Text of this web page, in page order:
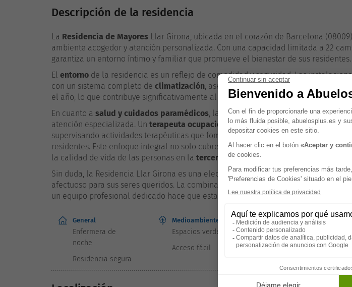
Descripción de la residencia
La Residencia de Mayores Llar Girona, ubicada en el corazón de Barcelona
ambiente acogedor y atención personalizada. Con una capacidad limitada a 22
garantiza un entorno íntimo y familiar que promueve el bienestar de sus residentes.
El entorno de la residencia es un reflejo de comodidad y seguridad. Las
con un sistema completo de climatización , asegurando un ambiente agradable y
el año, lo que contribuye significativamente al confort de los residentes.
En cuanto a salud y cuidados paramédicos , la Residencia Llar Girona pone
atención especializada. Un terapeuta ocupacional forma parte del equipo de
supervisando actividades terapéuticas que fomentan la autonomía y el bienestar
residentes. Este enfoque integral no solo cubre las necesidades básicas, sino que
la calidad de vida de las personas en la tercera edad.
Sin duda, la Residencia Llar Girona es una elección ideal para familias que buscan
afectuoso para sus seres queridos. La combinación de atención personalizada,
un equipo profesional dedicado hace que esta residencia sea un verdadero hogar
General
Enfermera de
noche
Residencia segura
Medioambiente
Espacios verdes
Acceso fácil
Paramédico
Terapia
ocupacional